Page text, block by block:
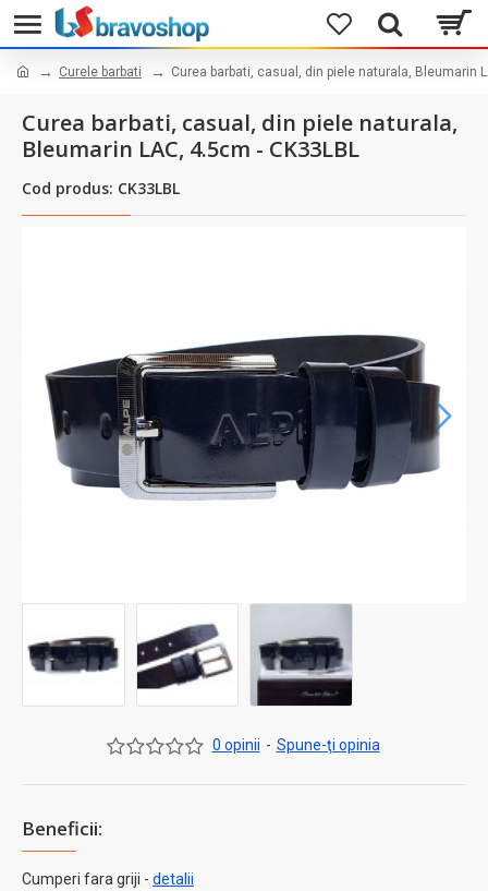
Curele barbati Curea barbati, casual, din piele naturala, Bleumarin
Curea barbati, casual, din piele naturala,
Bleumarin LAC, 4.5cm - CK33LBL
Cod produs: CK33LBL
Beneficii:
Cumperi fara griji - detalii
0 opinii - Spune-ţi opinia